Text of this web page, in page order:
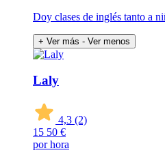
Doy clases de inglés tanto a
+ Ver más - Ver menos
Laly
4,3 (2)
15 50 €
por hora